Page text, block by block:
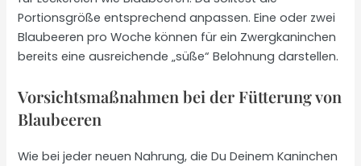
Portionsgröße entsprechend anpassen. Eine oder zwei
Blaubeeren pro Woche können für ein Zwergkaninchen
bereits eine ausreichende „süße“ Belohnung darstellen.
Vorsichtsmaßnahmen bei der Fütterung von
Blaubeeren
Wie bei jeder neuen Nahrung, die Du Deinem Kaninchen